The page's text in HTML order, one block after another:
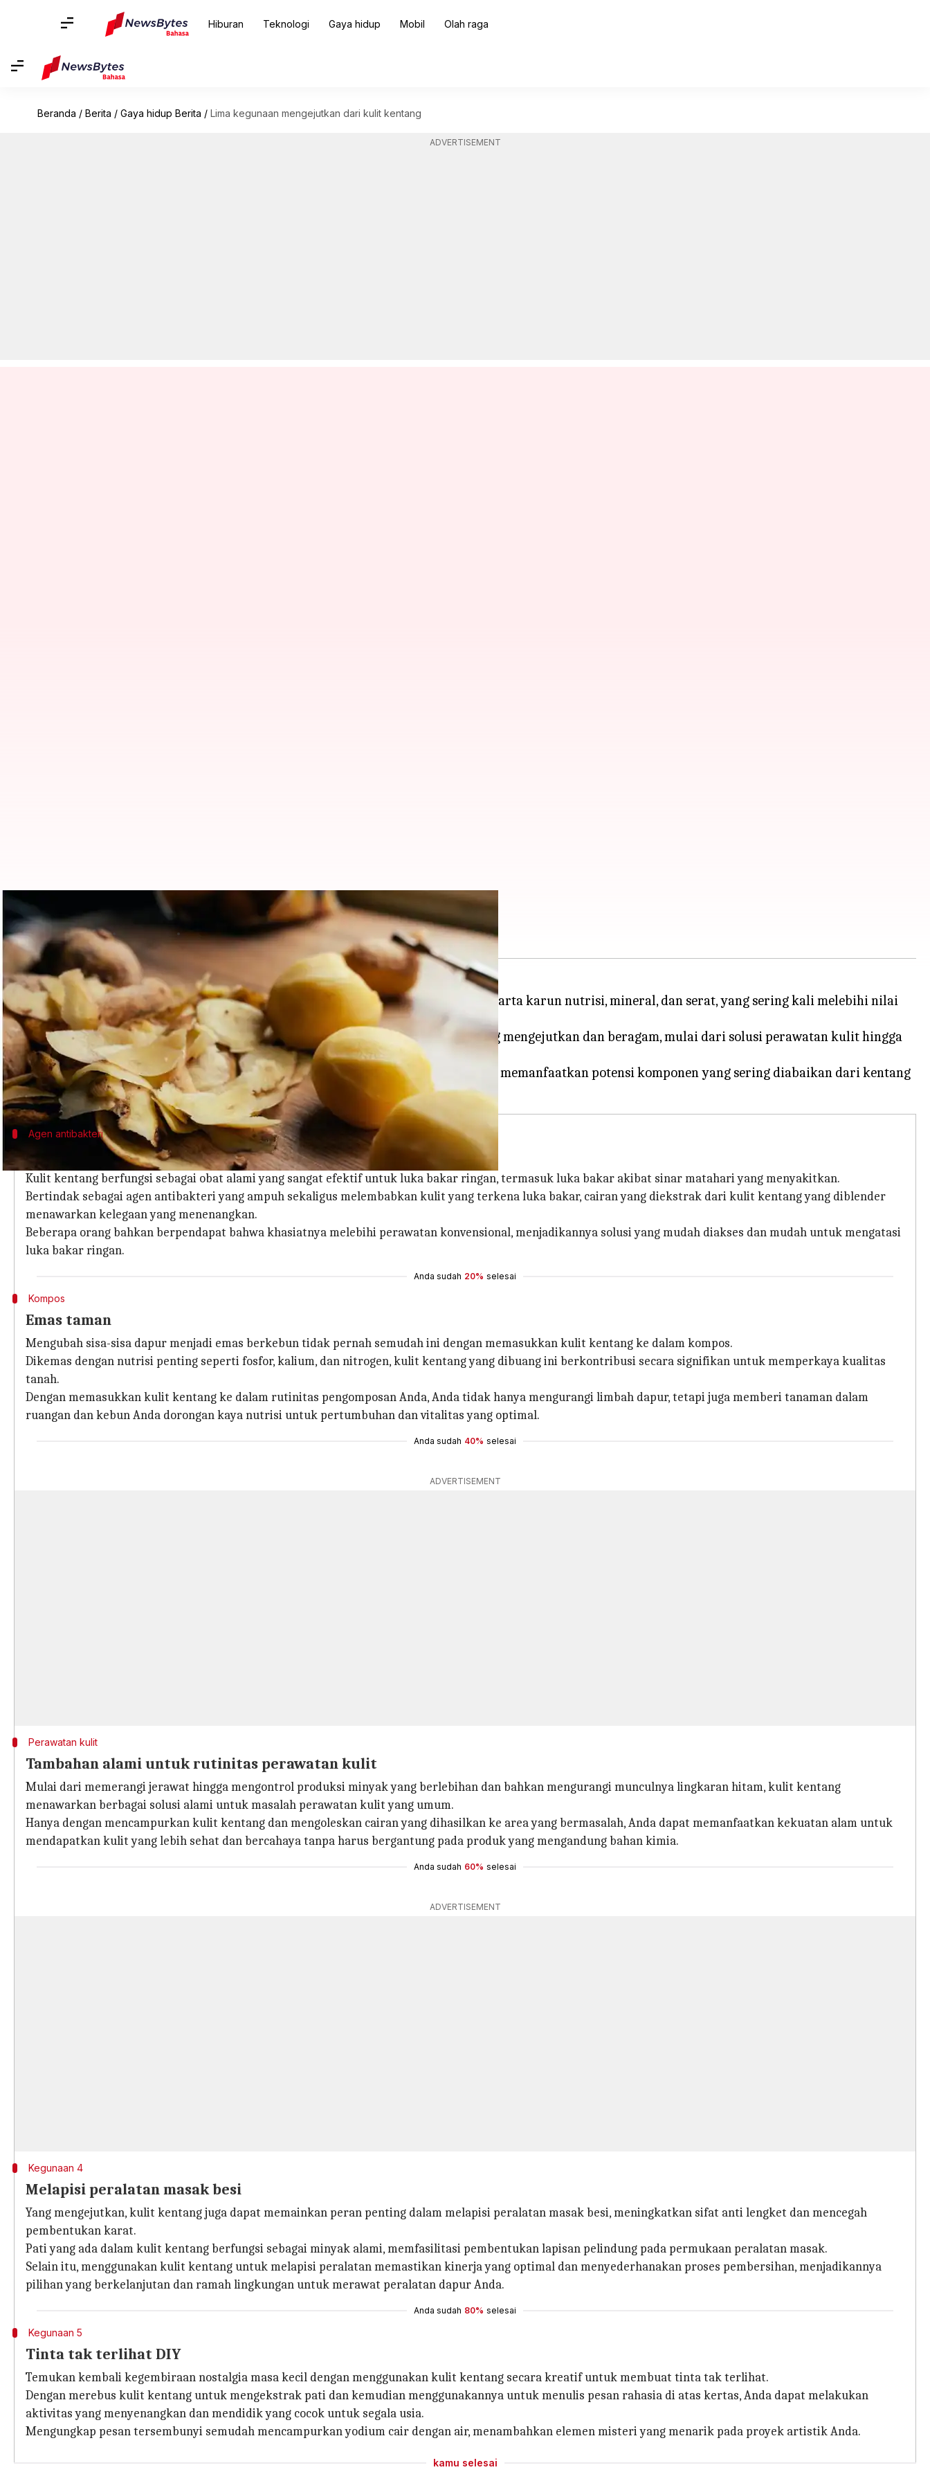
Hiburan Teknologi Gaya hidup Mobil Olah raga
Beranda / Berita / Gaya hidup Berita / Lima kegunaan mengejutkan dari kulit kentang
ADVERTISEMENT
Lima kegunaan mengejutkan dari kulit kentang
menulis Taufiq Al Jufri Feb 20, 2024 11:26 am
Apa ceritanya
Tahukah Anda bahwa kulit kentang, yang sering dianggap sebagai limbah, adalah harta karun nutrisi, mineral, dan serat, yang sering kali melebihi nilai
gizi dari kentang itu sendiri?
Di luar peran tradisionalnya dalam memasak, kulit kentang memiliki aplikasi yang mengejutkan dan beragam, mulai dari solusi perawatan kulit hingga
proyek-proyek DIY yang menyenangkan.
Di sini, kita akan melihat lima cara yang tidak biasa namun sangat berharga untuk memanfaatkan potensi komponen yang sering diabaikan dari kentang
Agen antibakteri
Mengobati luka bakar ringan
Kulit kentang berfungsi sebagai obat alami yang sangat efektif untuk luka bakar ringan, termasuk luka bakar akibat sinar matahari yang menyakitkan.
Bertindak sebagai agen antibakteri yang ampuh sekaligus melembabkan kulit yang terkena luka bakar, cairan yang diekstrak dari kulit kentang yang diblender
menawarkan kelegaan yang menenangkan.
Beberapa orang bahkan berpendapat bahwa khasiatnya melebihi perawatan konvensional, menjadikannya solusi yang mudah diakses dan mudah untuk mengatasi
luka bakar ringan.
Anda sudah 20% selesai
Kompos
Emas taman
Mengubah sisa-sisa dapur menjadi emas berkebun tidak pernah semudah ini dengan memasukkan kulit kentang ke dalam kompos.
Dikemas dengan nutrisi penting seperti fosfor, kalium, dan nitrogen, kulit kentang yang dibuang ini berkontribusi secara signifikan untuk memperkaya kualitas
tanah.
Dengan memasukkan kulit kentang ke dalam rutinitas pengomposan Anda, Anda tidak hanya mengurangi limbah dapur, tetapi juga memberi tanaman dalam
ruangan dan kebun Anda dorongan kaya nutrisi untuk pertumbuhan dan vitalitas yang optimal.
Anda sudah 40% selesai
ADVERTISEMENT
Perawatan kulit
Tambahan alami untuk rutinitas perawatan kulit
Mulai dari memerangi jerawat hingga mengontrol produksi minyak yang berlebihan dan bahkan mengurangi munculnya lingkaran hitam, kulit kentang
menawarkan berbagai solusi alami untuk masalah perawatan kulit yang umum.
Hanya dengan mencampurkan kulit kentang dan mengoleskan cairan yang dihasilkan ke area yang bermasalah, Anda dapat memanfaatkan kekuatan alam untuk
mendapatkan kulit yang lebih sehat dan bercahaya tanpa harus bergantung pada produk yang mengandung bahan kimia.
Anda sudah 60% selesai
ADVERTISEMENT
Kegunaan 4
Melapisi peralatan masak besi
Yang mengejutkan, kulit kentang juga dapat memainkan peran penting dalam melapisi peralatan masak besi, meningkatkan sifat anti lengket dan mencegah
pembentukan karat.
Pati yang ada dalam kulit kentang berfungsi sebagai minyak alami, memfasilitasi pembentukan lapisan pelindung pada permukaan peralatan masak.
Selain itu, menggunakan kulit kentang untuk melapisi peralatan memastikan kinerja yang optimal dan menyederhanakan proses pembersihan, menjadikannya
pilihan yang berkelanjutan dan ramah lingkungan untuk merawat peralatan dapur Anda.
Anda sudah 80% selesai
Kegunaan 5
Tinta tak terlihat DIY
Temukan kembali kegembiraan nostalgia masa kecil dengan menggunakan kulit kentang secara kreatif untuk membuat tinta tak terlihat.
Dengan merebus kulit kentang untuk mengekstrak pati dan kemudian menggunakannya untuk menulis pesan rahasia di atas kertas, Anda dapat melakukan
aktivitas yang menyenangkan dan mendidik yang cocok untuk segala usia.
Mengungkap pesan tersembunyi semudah mencampurkan yodium cair dengan air, menambahkan elemen misteri yang menarik pada proyek artistik Anda.
kamu selesai